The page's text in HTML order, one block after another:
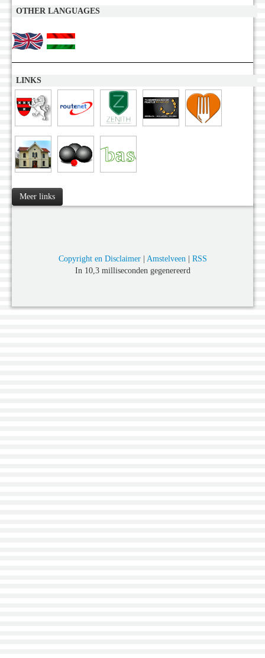
OTHER LANGUAGES
LINKS
Meer links
Copyright en Disclaimer| Amstelveen| RSS
In 10,3 milliseconden gegenereerd